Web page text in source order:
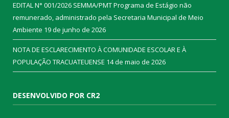
EDITAL N° 001/2026 SEMMA/PMT Programa de Estágio não
remunerado, administrado pela Secretaria Municipal de Meio
Ambiente 19 de junho de 2026
NOTA DE ESCLARECIMENTO À COMUNIDADE ESCOLAR E À
POPULAÇÃO TRACUATEUENSE 14 de maio de 2026
DESENVOLVIDO POR CR2